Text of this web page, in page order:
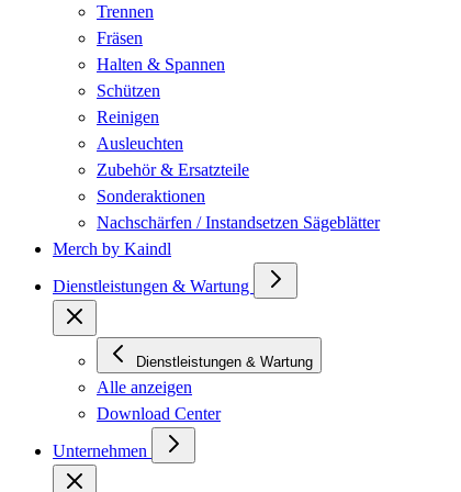
Trennen
Fräsen
Halten & Spannen
Schützen
Reinigen
Ausleuchten
Zubehör & Ersatzteile
Sonderaktionen
Nachschärfen / Instandsetzen Sägeblätter
Merch by Kaindl
Dienstleistungen & Wartung
Dienstleistungen & Wartung
Alle anzeigen
Download Center
Unternehmen